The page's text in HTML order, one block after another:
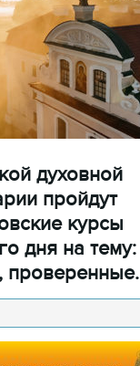
духовной
пройдут
курсы
дня на тему:
проверенные